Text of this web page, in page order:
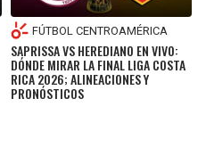
FÚTBOL CENTROAMÉRICA
SAPRISSA VS HEREDIANO EN VIVO:
DÓNDE MIRAR LA FINAL LIGA COSTA
RICA 2026; ALINEACIONES Y
PRONÓSTICOS